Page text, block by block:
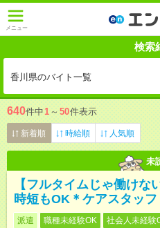
メニュー
検索
香川県のバイト一覧
640件中1 ～ 50件表示
新着順 時給順 人気順
未
【フルタイムじゃ働けな
時短もOK＊ケアスタッフ
派遣 職種未経験OK 社会人未経験